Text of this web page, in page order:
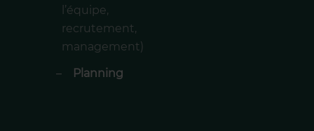
l’équipe,
recrutement,
management)
–
Planning